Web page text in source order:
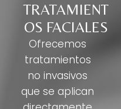
TRATAMIENT
OS FACIALES
Ofrecemos
tratamientos
no invasivos
que se aplican